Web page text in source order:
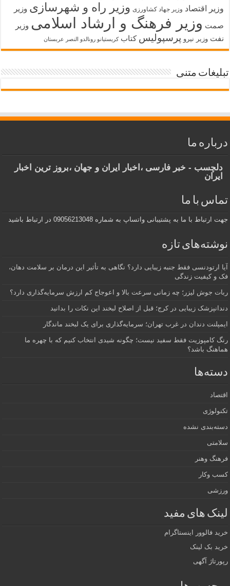
وزیر اقتصاد وزیر جهاد کشاورزی وزیر راه و شهرسازی وزیر
صمت وزیر فرهنگ و ارشاد اسلامی وزیر
نفت وزیر نیرو پرسپولیس کتاب کریستیانو رونالدو النصر عربستان
تبلیغات متنی
درباره ما
دلچسب - خبر فارسی ،اخبار ایران و جهان ،بروز ترین اخبار
ایران
تماس با ما
جهت ارتباط با ما به پشتیبانی واتساپ به شماره 09056213048 در ارتباط باشید
نوشته‌های تازه
آیا ارتودنسی فقط جنبه زیبایی دارد؟ نگاهی به تأثیر این درمان بر سلامت دهان،
فک و کیفیت زندگی
ربات جوش لیزر؛ چه زمانی سرعت بالا و اعوجاج کم ارزش سرمایه‌گذاری دارد؟
دندانپزشک زیبایی در کرج؛ قبل از اصلاح لبخند این نکات را بدانید
ایمپلنت دندان در غرب تهران؛ سرمایه‌گذاری برای یک لبخند ماندگار
رنگ کامپوزیت فقط سفید نیست؛ چگونه شیدی انتخاب کنیم که با چهره ما
هماهنگ باشد؟
دسته‌ها
اقتصاد
تکنولوژی
دسته‌بندی نشده
سلامتی
فرهنگ وهنر
کسب وکار
ورزشی
لینک های مفید
خرید فالوور اینستاگرام
خرید بک لینک
رپورتاژ آگهی